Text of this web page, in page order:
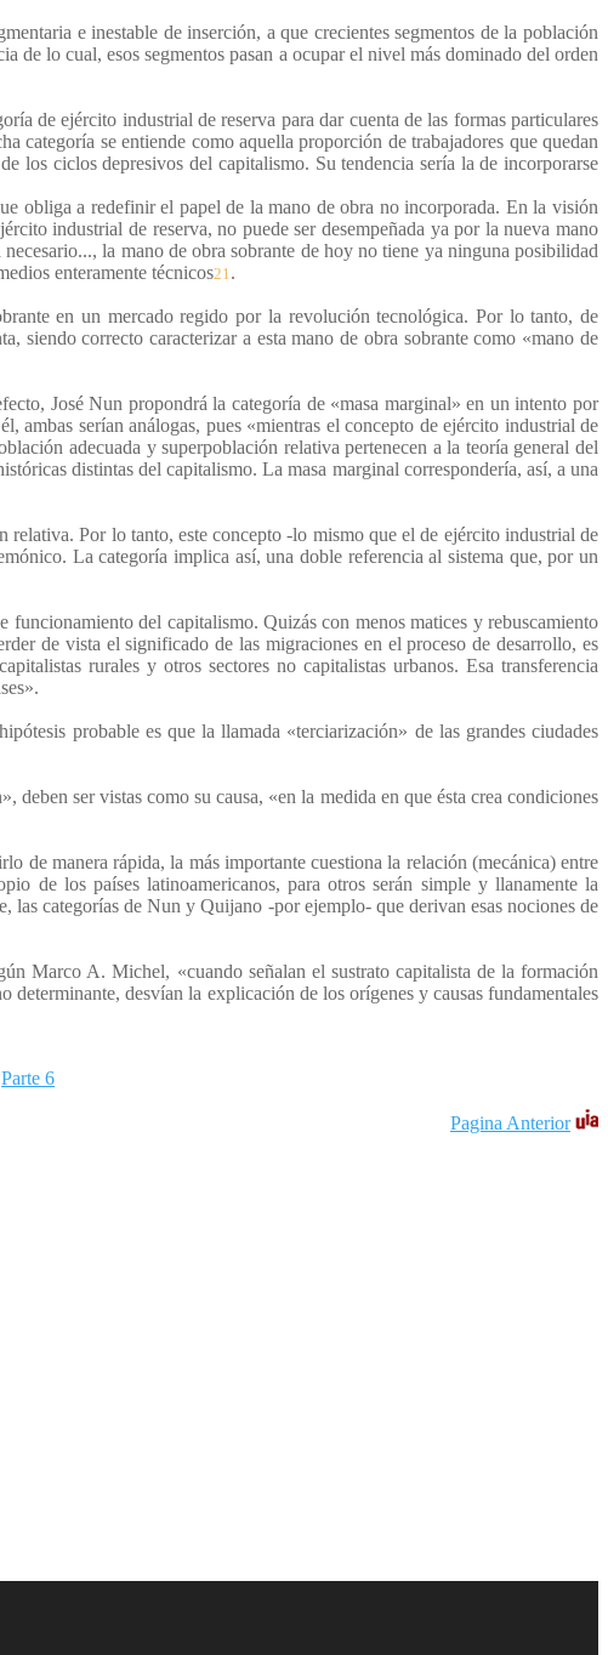
e inestable de inserción, a que crecientes segmentos de la población
de lo cual, esos segmentos pasan a ocupar el nivel más dominado del orden
de ejército industrial de reserva para dar cuenta de las formas particulares
categoría se entiende como aquella proporción de trabajadores que quedan
los ciclos depresivos del capitalismo. Su tendencia sería la de incorporarse
obliga a redefinir el papel de la mano de obra no incorporada. En la visión
industrial de reserva, no puede ser desempeñada ya por la nueva mano
la mano de obra sobrante de hoy no tiene ya ninguna posibilidad
enteramente técnicos21 .
en un mercado regido por la revolución tecnológica. Por lo tanto, de
siendo correcto caracterizar a esta mano de obra sobrante como «mano de
José Nun propondrá la categoría de «masa marginal» en un intento por
ambas serían análogas, pues «mientras el concepto de ejército industrial de
adecuada y superpoblación relativa pertenecen a la teoría general del
distintas del capitalismo. La masa marginal correspondería, así, a una
Por lo tanto, este concepto -lo mismo que el de ejército industrial de
La categoría implica así, una doble referencia al sistema que, por un
del capitalismo. Quizás con menos matices y rebuscamiento
de vista el significado de las migraciones en el proceso de desarrollo, es
rurales y otros sectores no capitalistas urbanos. Esa transferencia
probable es que la llamada «terciarización» de las grandes ciudades
ser vistas como su causa, «en la medida en que ésta crea condiciones
de manera rápida, la más importante cuestiona la relación (mecánica) entre
de los países latinoamericanos, para otros serán simple y llanamente la
las categorías de Nun y Quijano -por ejemplo- que derivan esas nociones de
Marco A. Michel, «cuando señalan el sustrato capitalista de la formación
determinante, desvían la explicación de los orígenes y causas fundamentales
Parte 6
Pagina Anterior